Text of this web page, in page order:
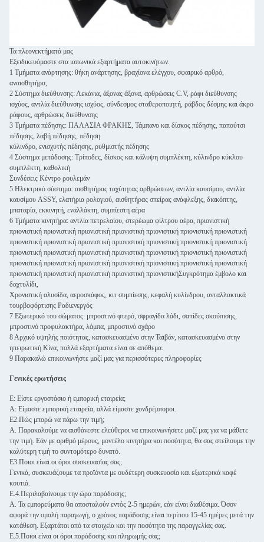
Τα πλεονεκτήματά μας
Εξειδικευόμαστε στα ιαπωνικά εξαρτήματα αυτοκινήτων.
1 Τμήματα ανάρτησης: θήκη ανάρτησης, βραχίονα ελέγχου, σφαιρικό αρθρό,
αναισθητήρα,
2 Σύστημα διεύθυνσης: Λεκάνια, άξονας άξονα, αρθρώσεις C.V, ράφι διεύθυνσης
ισχύος, αντλία διεύθυνσης ισχύος, σύνδεσμος σταθεροποιητή, ράβδος δέσμης και άκρο
ράφους, αρθρώσεις διεύθυνσης
3 Τμήματα πέδησης: ΠΑΛΑΣΙΑ ΦΡΑΚΗΣ, Τάμπανο και δίσκος πέδησης, παπούτσι
πέδησης, λαβή πέδησης, πέδηση
κύλινδρο, ενισχυτής πέδησης, ρυθμιστής πέδησης
4 Σύστημα μετάδοσης: Τρίποδες, δίσκος και κάλυψη συμπλέκτη, κύλινδρο κύκλου
συμπλέκτη, καθολική
Συνδέσεις Κέντρο ρουλεμάν
5 Ηλεκτρικό σύστημα: αισθητήρας ταχύτητας αρθρώσεων, αντλία καυσίμου, αντλία
καυσίμου ASSY, ελατήρια ρολογιού, αισθητήρας σπείρας ανάφλεξης, διακόπτης,
μπαταρία, εκκινητή, εναλλάκτη, συμπίεστη αέρα
6 Τμήματα κινητήρα: αντλία πετρελαίου, στερέωμα φίλτρου αέρα, πριονιστική
πριονιστική πριονιστική πριονιστική πριονιστική πριονιστική πριονιστική πριονιστική
πριονιστική πριονιστική πριονιστική πριονιστική πριονιστική πριονιστική πριονιστική
πριονιστική πριονιστική πριονιστική πριονιστική πριονιστική πριονιστική πριονιστική
πριονιστική πριονιστική πριονιστική πριονιστική πριονιστική πριονιστική πριονιστική
πριονιστική πριονιστική πριονιστική πριονιστική πριονιστικήΣυγκρότημα έμβολο και
δαχτυλίδι,
Χρονιστική αλυσίδα, αεροσκάφος, κιτ συμπίεσης, κεφαλή κυλίνδρου, ανταλλακτικά
τουρβοφόρτισης Ραδιενεργός
7 Εξωτερικό του σώματος: μπροστινό φτερό, σφραγίδα λάδι, σαπίδες σκούπισης,
μπροστινό προφυλακτήρα, λάμπα, μπροστινό σχάρο
8 Αρχικό υψηλής ποιότητας, κατασκευασμένο στην Ταϊβάν, κατασκευασμένο στην
ηπειρωτική Κίνα, πολλά εξαρτήματα είναι σε απόθεμα.
9 Παρακαλώ επικοινωνήστε μαζί μας για περισσότερες πληροφορίες
Γενικές ερωτήσεις
Ε: Είστε εργοστάσιο ή εμπορική εταιρεία;
Α: Είμαστε εμπορική εταιρεία, αλλά είμαστε χονδρέμποροι.
Ε2.Πώς μπορώ να πάρω την τιμή;
Α. Παρακαλούμε να αισθάνεστε ελεύθεροι να επικοινωνήσετε μαζί μας για να μάθετε
την τιμή. Εάν με αριθμό μέρους, μοντέλο κινητήρα και ποσότητα, θα σας στείλουμε την
καλύτερη τιμή το συντομότερο δυνατό.
Ε3.Ποιοι είναι οι όροι συσκευασίας σας;
Γενικά, συσκευάζουμε τα προϊόντα με ουδέτερη συσκευασία και εξωτερικά καφέ
κουτιά.
Ε.4.Περιλαβαίνουμε την ώρα παράδοσης;
Α. Τα εμπορεύματα θα αποσταλούν εντός 2-5 ημερών, εάν είναι διαθέσιμα. Όσον
αφορά την ομαλή παραγωγή, ο χρόνος παράδοσης είναι περίπου 15-45 ημέρες μετά την
κατάθεση. Εξαρτάται από τα στοιχεία και την ποσότητα της παραγγελίας σας.
Ε.5.Ποιοι είναι οι όροι παράδοσης και πληρωμής σας;